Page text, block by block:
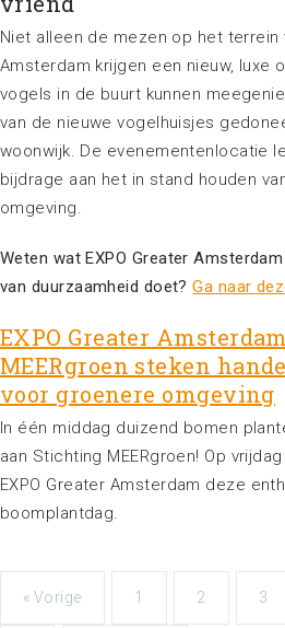
Niet alleen de mezen op het terrein
Amsterdam krijgen een nieuw, luxe
vogels in de buurt kunnen
van de nieuwe vogelhuisjes
woonwijk. De evenementenlocatie
bijdrage aan het in stand houden
omgeving.
Weten wat EXPO Greater
van duurzaamheid doet?Ga naar
EXPO Greater
MEERgroen steken
voor groenere omgeving
In één middag duizend bomen
aan Stichting MEERgroen! Op
EXPO Greater Amsterdam deze
boomplantdag.
« Vorige 1 2 3